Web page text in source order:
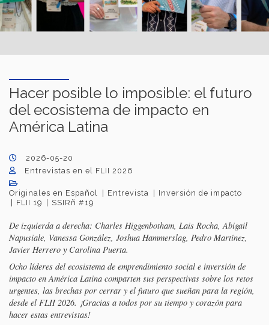
Hacer posible lo imposible: el futuro
del ecosistema de impacto en
América Latina
2026-05-20
Entrevistas en el FLII 2026
Originales en Español Entrevista
Inversión de impacto
FLII 19
SSIRñ #19
De izquierda a derecha: Charles Higgenbotham, Lais Rocha, Abigail
Napusiale, Vanessa González, Joshua Hammerslag, Pedro Martínez,
Javier Herrero y Carolina Puerta.
Ocho líderes del ecosistema de emprendimiento social e inversión de
impacto en América Latina comparten sus perspectivas sobre los retos
urgentes, las brechas por cerrar y el futuro que sueñan para la región,
desde el FLII 2026. ¡Gracias a todos por su tiempo y corazón para
hacer estas entrevistas!